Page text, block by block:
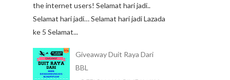
the internet users! Selamat hari jadi..
Selamat hari jadi… Selamat hari jadi Lazada
ke 5 Selamat...
Giveaway Duit Raya Dari
BBL